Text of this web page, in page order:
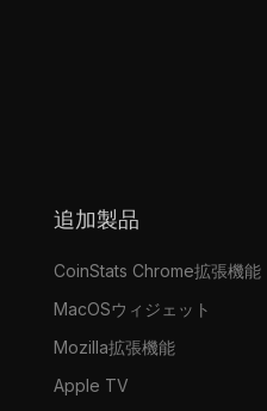
追加製品
CoinStats Chrome拡張機能
MacOSウィジェット
Mozilla拡張機能
Apple TV